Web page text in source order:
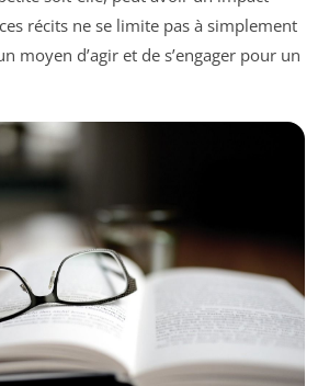
récits ne se limite pas à simplement
moyen d’agir et de s’engager pour un